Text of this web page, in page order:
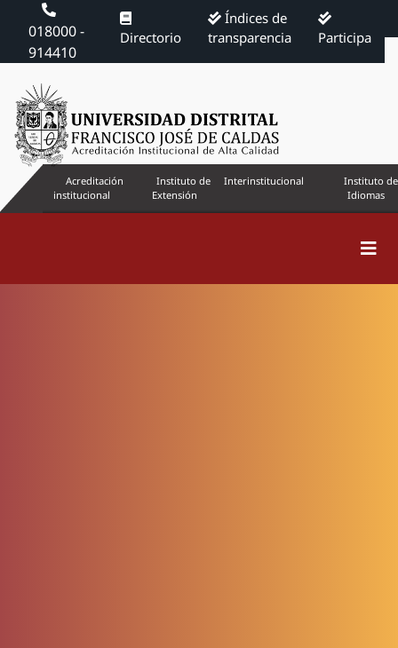
018000 -
914410
Directorio
Índices de
transparencia
Participa
Acreditación
institucional
Instituto de
Extensión
Interinstitucional
Instituto de
Idiomas